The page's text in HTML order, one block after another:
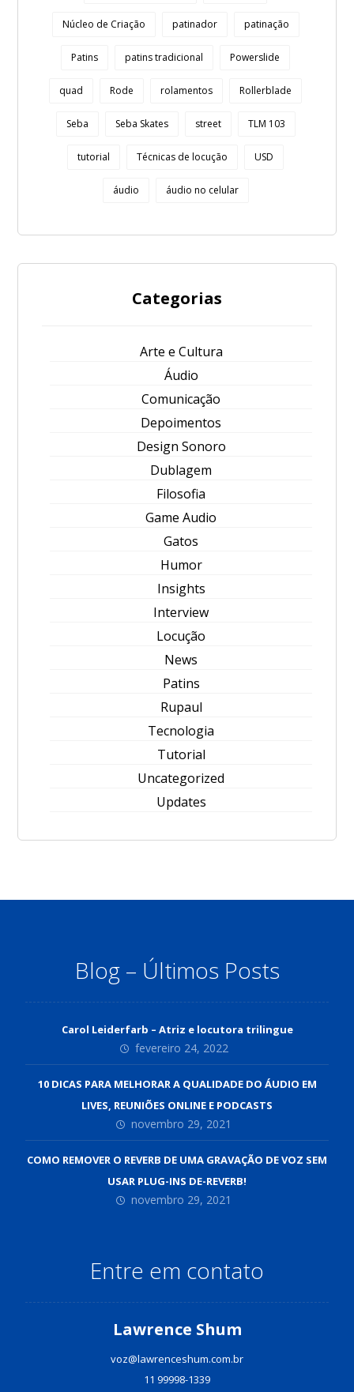
Núcleo de Criação patinador patinação
Patins patins tradicional Powerslide
quad Rode rolamentos Rollerblade
Seba Seba Skates street TLM 103
tutorial Técnicas de locução USD
áudio áudio no celular
Categorias
Arte e Cultura
Áudio
Comunicação
Depoimentos
Design Sonoro
Dublagem
Filosofia
Game Audio
Gatos
Humor
Insights
Interview
Locução
News
Patins
Rupaul
Tecnologia
Tutorial
Uncategorized
Updates
Blog – Últimos Posts
Carol Leiderfarb – Atriz e locutora trilingue
fevereiro 24, 2022
10 DICAS PARA MELHORAR A QUALIDADE DO ÁUDIO EM
LIVES, REUNIÕES ONLINE E PODCASTS
novembro 29, 2021
COMO REMOVER O REVERB DE UMA GRAVAÇÃO DE VOZ SEM
USAR PLUG-INS DE-REVERB!
novembro 29, 2021
Entre em contato
Lawrence Shum
voz@lawrenceshum.com.br
11 99998-1339